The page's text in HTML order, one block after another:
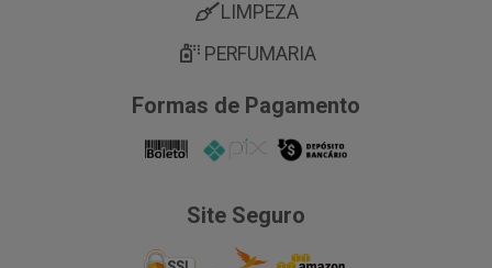
LIMPEZA
PERFUMARIA
Formas de Pagamento
Site Seguro